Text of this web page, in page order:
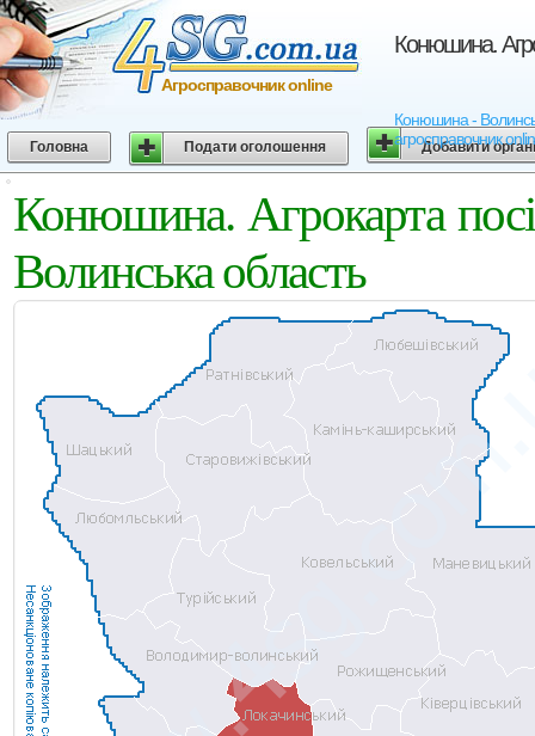
Конюшина.
Конюшина -
агросправочник
Агросправочник online
Головна Подати оголошення Добавити
Конюшина. Агрокарта
Волинська область